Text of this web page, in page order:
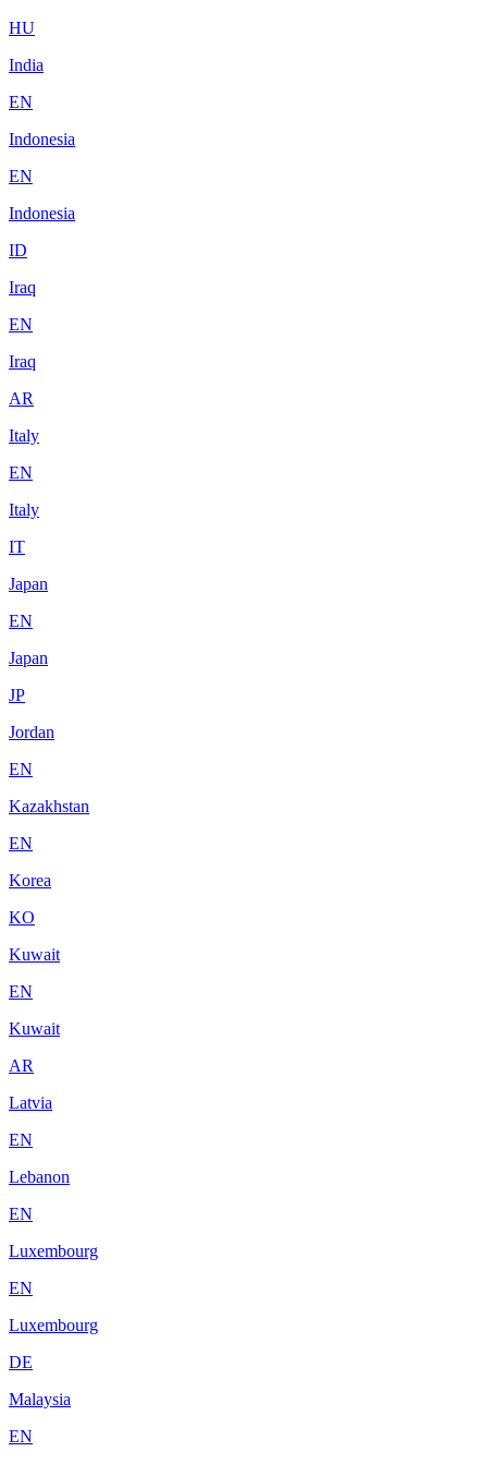
HU
India
EN
Indonesia
EN
Indonesia
ID
Iraq
EN
Iraq
AR
Italy
EN
Italy
IT
Japan
EN
Japan
JP
Jordan
EN
Kazakhstan
EN
Korea
KO
Kuwait
EN
Kuwait
AR
Latvia
EN
Lebanon
EN
Luxembourg
EN
Luxembourg
DE
Malaysia
EN